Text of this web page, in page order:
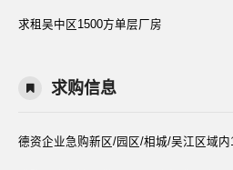
求租吴中区1500方单层厂房
求购信息
德资企业急购新区/园区/相城/吴江区域内